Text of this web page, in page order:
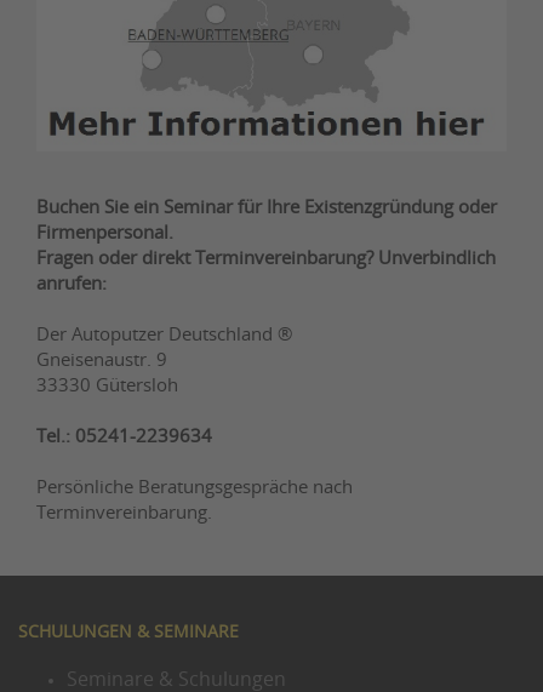
Buchen Sie ein Seminar für Ihre Existenzgründung oder
Firmenpersonal.
Fragen oder direkt Terminvereinbarung? Unverbindlich
anrufen:
Der Autoputzer Deutschland ®
Gneisenaustr. 9
33330 Gütersloh
Tel.: 05241-2239634
Persönliche Beratungsgespräche nach
Terminvereinbarung.
SCHULUNGEN & SEMINARE
Seminare & Schulungen